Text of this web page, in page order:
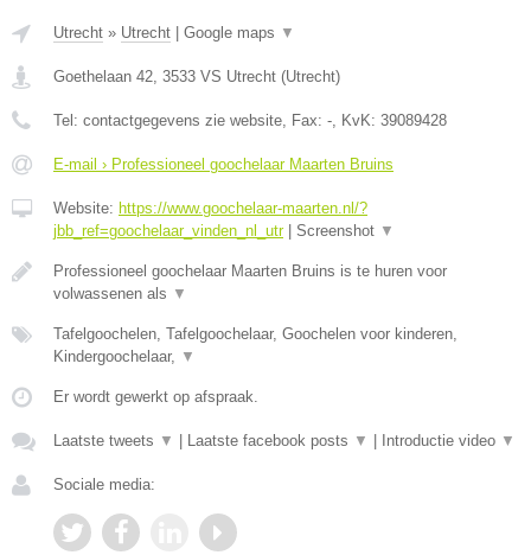
Utrecht » Utrecht Google maps ▼
Goethelaan 42, 3533 VS Utrecht (Utrecht)
Tel: contactgegevens zie website, Fax: -, KvK: 39089428
E-mail › Professioneel goochelaar Maarten Bruins
Website: https://www.goochelaar-maarten.nl/?
jbb_ref=goochelaar_vinden_nl_utr| Screenshot ▼
Professioneel goochelaar Maarten Bruins is te huren voor
volwassenen als ▼
Tafelgoochelen, Tafelgoochelaar, Goochelen voor kinderen,
Kindergoochelaar, ▼
Er wordt gewerkt op afspraak.
Laatste tweets ▼ Laatste facebook posts ▼ Introductie video ▼
Sociale media: